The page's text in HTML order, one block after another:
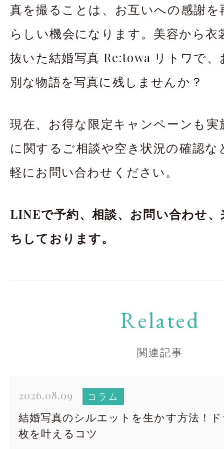
真を撮ることは、お互いへの感謝を
らしい機会になります。美容から
抜いた結婚写真 Re:towa リトワで
別な物語を写真に残しませんか？
現在、お得な限定キャンペーンも実
に関するご相談や空き状況の確認な
軽にお問い合わせください。
LINEで予約、相談、お問い合わせ
ちしております。
Related
関連記事
2026.08.09 コラム
結婚写真のシルエットを生かす方法！
枚を叶えるコツ